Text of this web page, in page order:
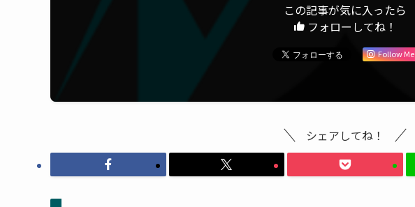
この記事が気に入ったら
フォローしてね！
Follow Me
シェアしてね！